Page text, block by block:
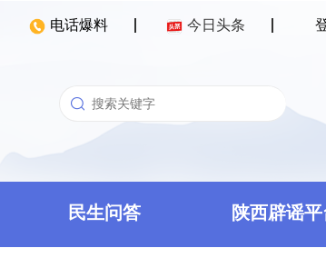
电话爆料 今日头条
民生问答 陕西辟谣